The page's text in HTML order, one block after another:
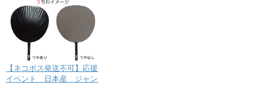
【ネコポス発送不可】応援
イベント 日本産 ジャン